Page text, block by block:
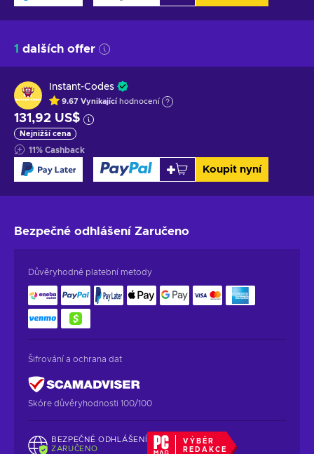
1 dalších offer
Instant-Codes
9.67 Vynikající hodnocení
131,92 US$
Nejnižší cena
11% Cashback
Koupit nyní
Bezpečné odhlášení Zaručeno
Důvěryhodné platební metody
Šifrování a ochrana dat
Skóre důvěryhodnosti 100/100
BEZPEČNÉ ODHLÁŠENÍ
ZARUČENO
VÝBĚR
REDAKCE